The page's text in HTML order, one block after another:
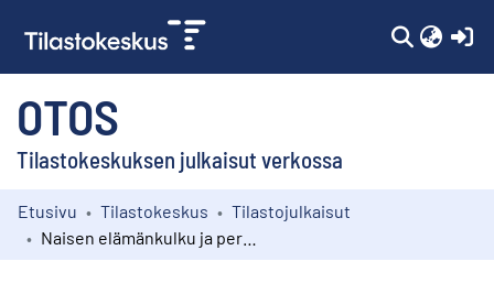
OTOS
Tilastokeskuksen julkaisut verkossa
Kokoelmat
Etusivu Tilastokeskus
Tilastojulkaisut